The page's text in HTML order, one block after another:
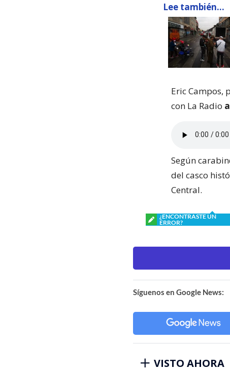
Lee también...
Eric Campos,
con La Radio
Según
del casco
Central.
¿ENCONTRASTE UN
ERROR?
Síguenos en Google News:
VISTO AHORA